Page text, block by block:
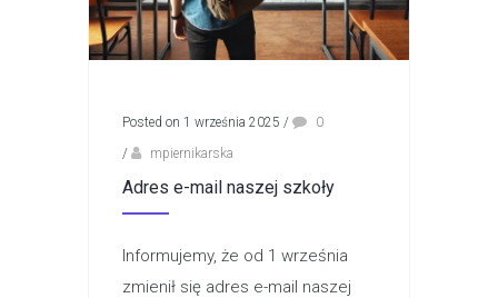
Posted on 1 września 2025 /
0
/
mpiernikarska
Adres e-mail naszej szkoły
Informujemy, że od 1 września
zmienił się adres e-mail naszej